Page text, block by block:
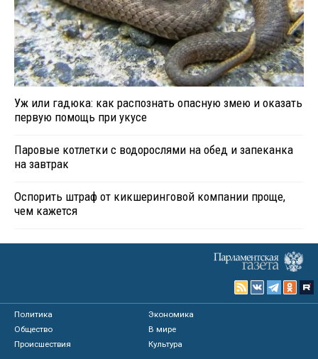
Уж или гадюка: как распознать опасную змею и оказать
первую помощь при укусе
Паровые котлетки с водорослями на обед и запеканка
на завтрак
Оспорить штраф от кикшеринговой компании проще,
чем кажется
Политика
Экономика
Общество
В мире
Происшествия
Культура